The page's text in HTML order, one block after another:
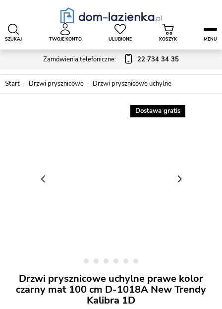
Zamówienia telefoniczne: 22 734 34 35
SZUKAJ TWOJE KONTO ULUBIONE KOSZYK MENU
Start Drzwi prysznicowe Drzwi prysznicowe uchylne
Dostawa gratis
Drzwi prysznicowe uchylne prawe kolor
czarny mat 100 cm D-1018A New Trendy
Kalibra 1D